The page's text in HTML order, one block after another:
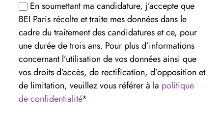
En soumettant ma candidature, j’accepte que
BEI Paris récolte et traite mes données dans le
cadre du traitement des candidatures et ce, pour
une durée de trois ans. Pour plus d’informations
concernant l’utilisation de vos données ainsi que
vos droits d’accès, de rectification, d’opposition et
de limitation, veuillez vous référer à la politique
de confidentialité*